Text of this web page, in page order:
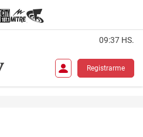
09:37 HS.
Registrarme